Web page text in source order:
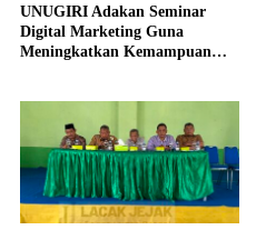
UNUGIRI Adakan Seminar
Digital Marketing Guna
Meningkatkan Kemampuan